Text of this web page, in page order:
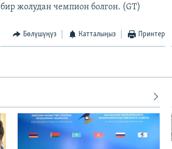
бир жолудан чемпион болгон. (GT)
Бөлүшүңүз Катталыңыз Принтер